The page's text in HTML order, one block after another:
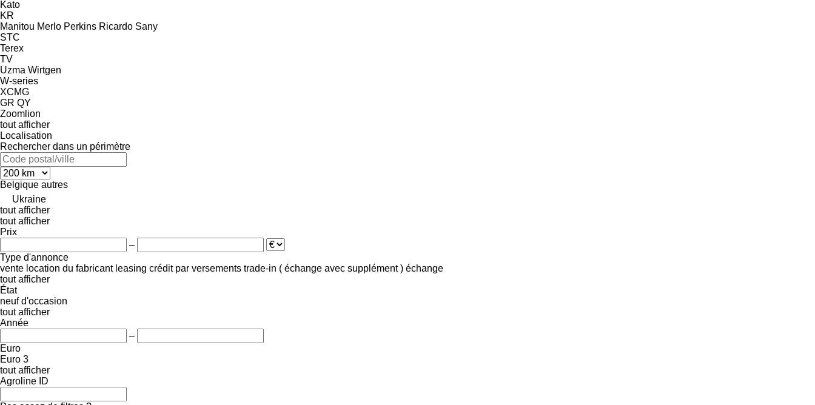
Kato
KR
Manitou Merlo Perkins Ricardo Sany
STC
Terex
TV
Uzma Wirtgen
W-series
XCMG
GR QY
Zoomlion
tout afficher
Localisation
Rechercher dans un périmètre
Belgique autres
Ukraine
tout afficher
tout afficher
Prix
–
Type d'annonce
vente location du fabricant leasing crédit par versements trade-in ( échange avec supplément ) échange
tout afficher
État
neuf d'occasion
tout afficher
Année
–
Euro
Euro 3
tout afficher
Agroline ID